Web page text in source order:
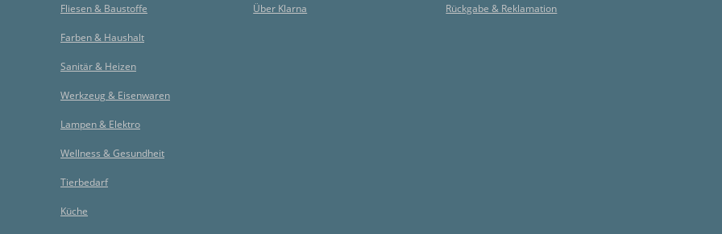
Fliesen & Baustoffe
Farben & Haushalt
Sanitär & Heizen
Werkzeug & Eisenwaren
Lampen & Elektro
Wellness & Gesundheit
Tierbedarf
Küche
Über Klarna Rückgabe & Reklamation